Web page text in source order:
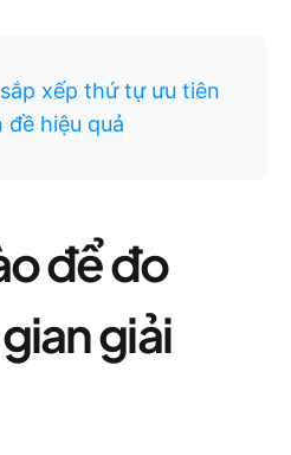
xếp thứ tự ưu tiên
đề hiệu quả
để đo
giải